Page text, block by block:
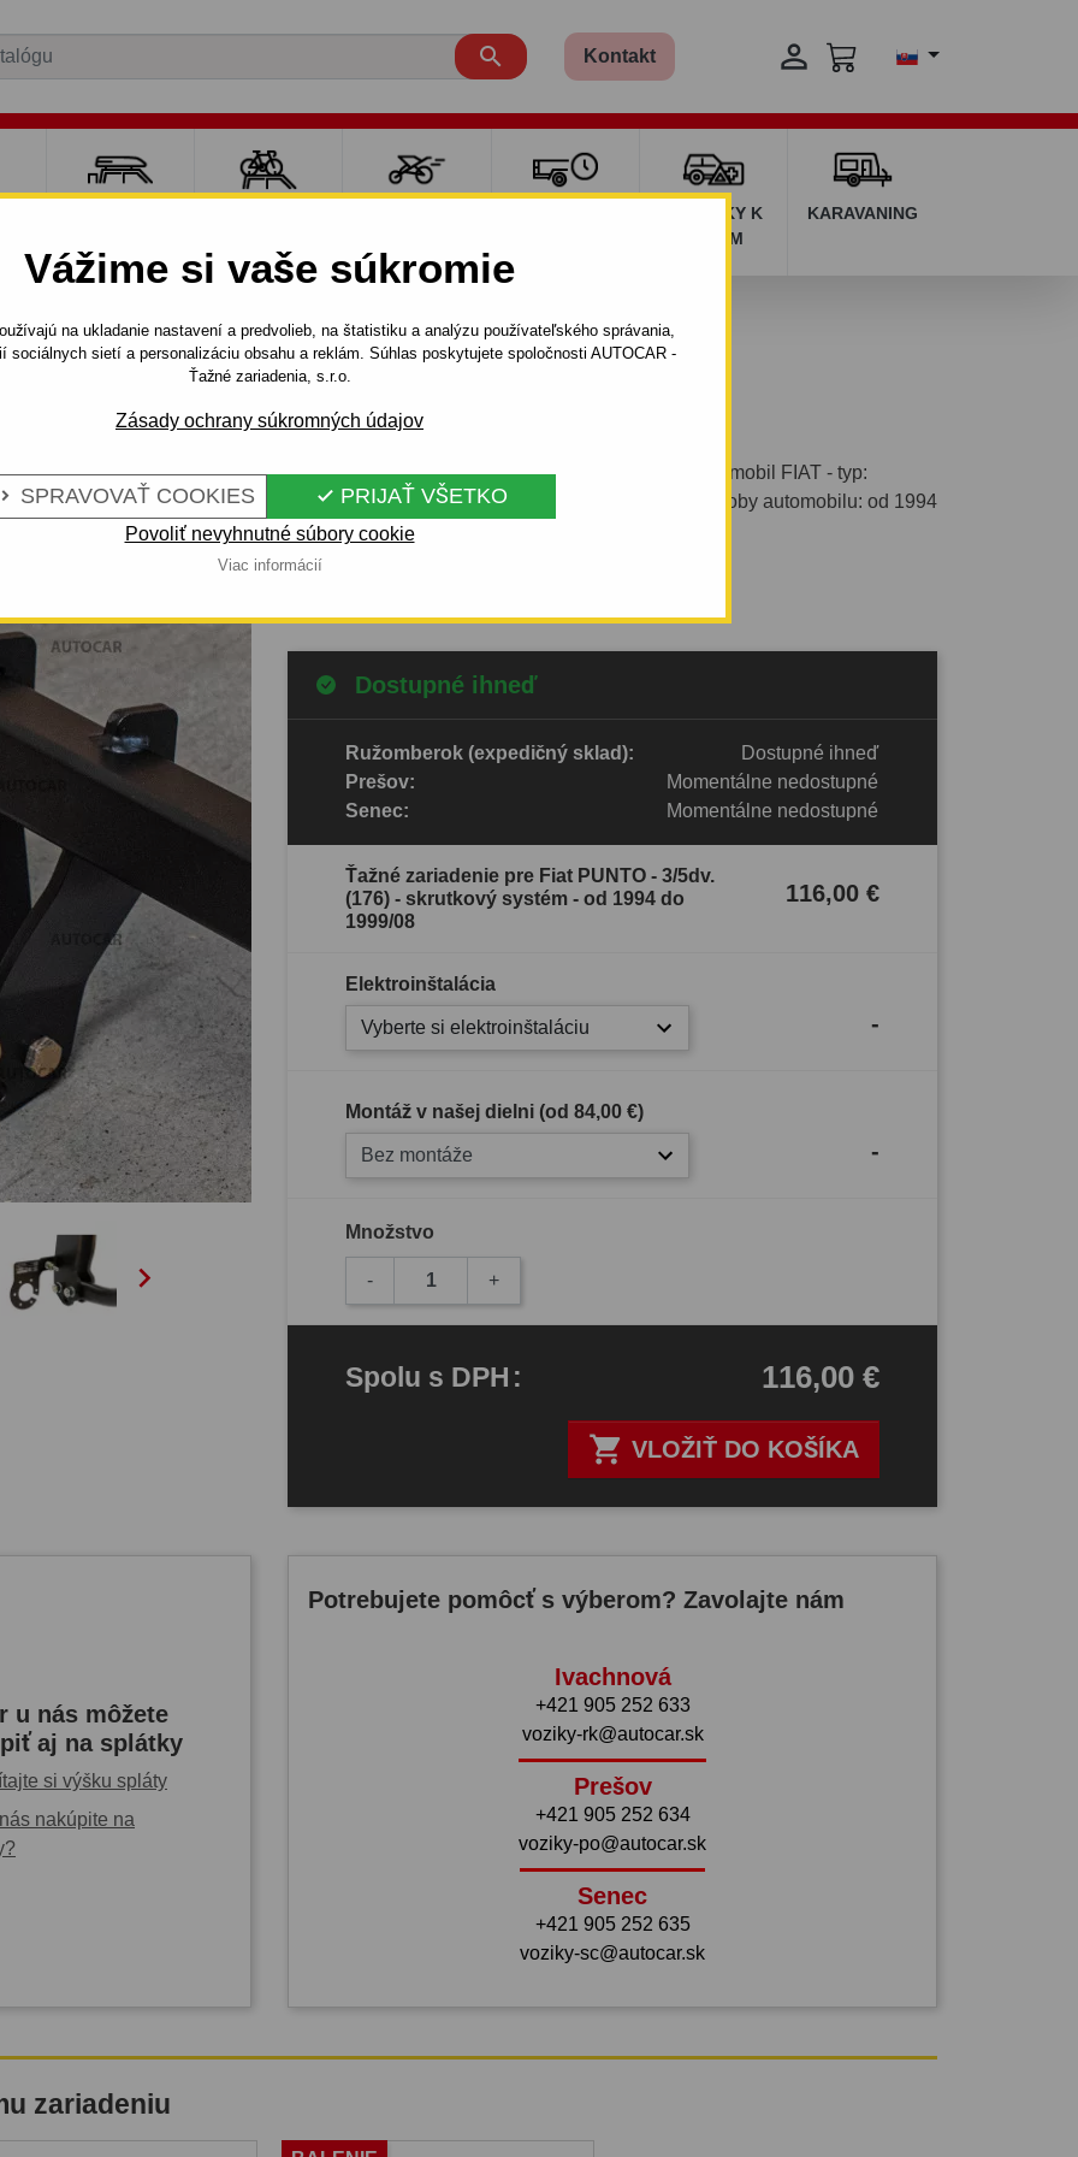
Vážime si vaše súkromie
na ukladanie nastavení a predvolieb, na štatistiku a analýzu používateľského správania,
sociálnych sietí a personalizáciu obsahu a reklám. Súhlas poskytujete spoločnosti AUTOCAR -
Ťažné zariadenia, s.r.o.
Zásady ochrany súkromných údajov
SPRAVOVAŤ COOKIES  PRIJAŤ VŠETKO
Povoliť nevyhnutné súbory cookie
Viac informácií
 Kontakt 
DOPLNKY K
AUTÁM
KARAVANING
- skrutkový systém - od 1994 do 1999/08
FIAT PUNTO
SYSTÉM -

Kód: R 07 S
Ťažné zariadenie so skrutkovým systémom pre automobil FIAT - typ:
PUNTO, modelová rada: 3/5 dverová (176). Rok výroby automobilu: od 1994
do 1999/08.
Dostupné ihneď
Ružomberok (expedičný sklad):
Dostupné ihneď
Prešov:
Momentálne nedostupné
Senec:
Momentálne nedostupné
Ťažné zariadenie pre Fiat PUNTO - 3/5dv.
(176) - skrutkový systém - od 1994 do
1999/08
116,00 €
Elektroinštalácia
Vyberte si elektroinštaláciu -
Montáž v našej dielni (od 84,00 €)
Bez montáže -
Množstvo
- +
 VLOŽIŤ DO KOŠÍKA
Spolu s DPH: 116,00 €
u nás môžete
aj na splátky
si výšku spláty
nakúpite na
Potrebujete pomôcť s výberom? Zavolajte nám
Ivachnová
+421 905 252 633
voziky-rk@autocar.sk
Prešov
+421 905 252 634
voziky-po@autocar.sk
Senec
+421 905 252 635
voziky-sc@autocar.sk
zariadeniu